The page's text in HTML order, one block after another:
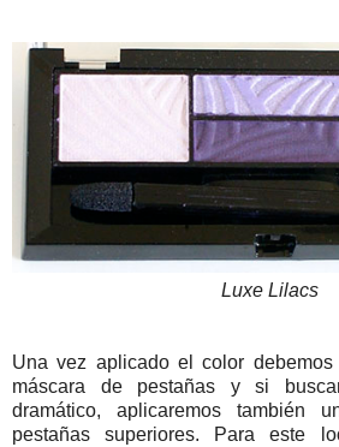
Luxe Lilacs
Una vez aplicado el color
máscara de pestañas y si
dramático, aplicaremos también
pestañas superiores. Para este